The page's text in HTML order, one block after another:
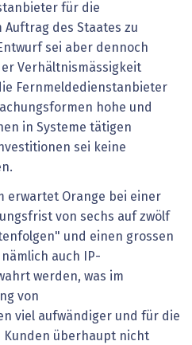
für die
des Staates zu
sei aber dennoch
Verhältnismässigkeit
Fernmeldedienstanbieter
hohe und
in Systeme tätigen
sei keine
erwartet Orange bei einer
von sechs auf zwölf
und einen grossen
auch IP-
werden, was im
von
viel aufwändiger und für die
Kunden überhaupt nicht